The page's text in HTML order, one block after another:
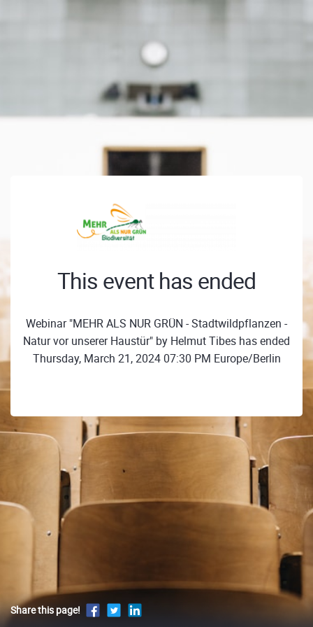
This event has ended
Webinar "MEHR ALS NUR GRÜN - Stadtwildpflanzen -
Natur vor unserer Haustür" by Helmut Tibes has ended
Thursday, March 21, 2024 07:30 PM Europe/Berlin
Share this page!